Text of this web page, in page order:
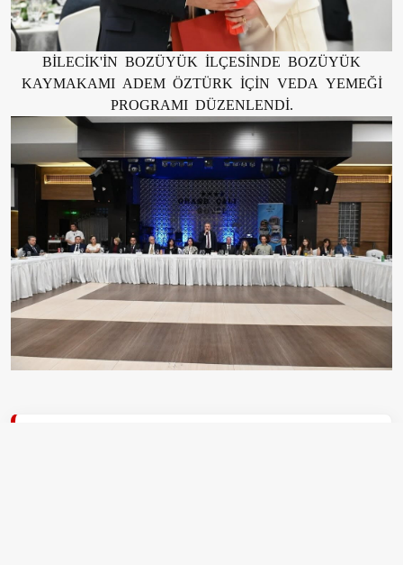
BİLECİK'İN BOZÜYÜK İLÇESİNDE BOZÜYÜK
KAYMAKAMI ADEM ÖZTÜRK İÇİN VEDA YEMEĞİ
PROGRAMI DÜZENLENDİ.